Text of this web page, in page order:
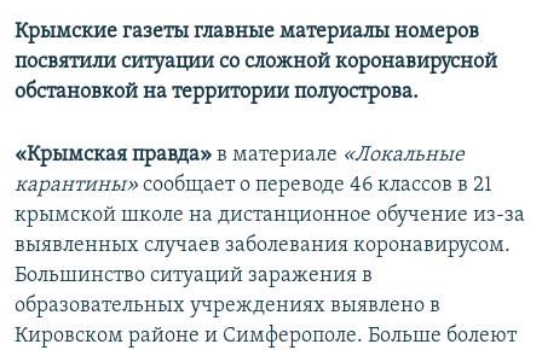
Крымские газеты главные материалы номеров
посвятили ситуации со сложной коронавирусной
обстановкой на территории полуострова.
«Крымская правда» в материале «Локальные
карантины» сообщает о переводе 46 классов в 21
крымской школе на дистанционное обучение из-за
выявленных случаев заболевания коронавирусом.
Большинство ситуаций заражения в
образовательных учреждениях выявлено в
Кировском районе и Симферополе. Больше болеют